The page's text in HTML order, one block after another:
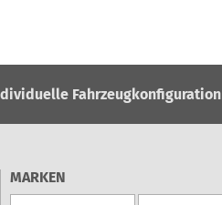
Fahrzeugkonfiguration
MARKEN